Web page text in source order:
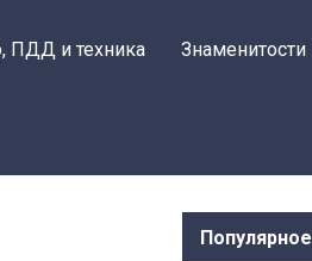
ПДД и техника Знаменитости
Популярное